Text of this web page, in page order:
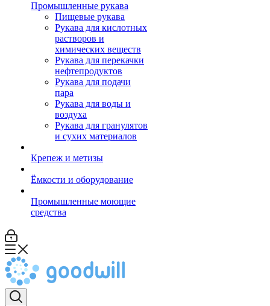
Промышленные рукава
Пищевые рукава
Рукава для кислотных
растворов и
химических веществ
Рукава для перекачки
нефтепродуктов
Рукава для подачи
пара
Рукава для воды и
воздуха
Рукава для гранулятов
и сухих материалов
Крепеж и метизы
Ёмкости и оборудование
Промышленные моющие
средства